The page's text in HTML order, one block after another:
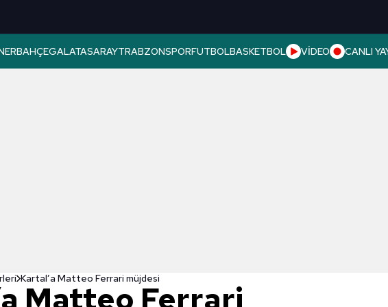
GALATASARAYTRABZONSPORFUTBOLBASKETBOL VİDEO CANLI
Kartal’a Matteo Ferrari müjdesi
Matteo Ferrari